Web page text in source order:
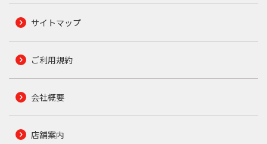
サイトマップ
ご利用規約
会社概要
店舗案内